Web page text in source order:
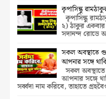
কৃপাসিন্ধু
কৃপাসিন্ধু
২) ঠাকুর একবার
সদানন্দ রোডে
সকল অবস্থাতে
আপনার সঙ্গে
সকল
আপনার সঙ্গে
সর্ব্বদা নাম করিবে, তাহাতে